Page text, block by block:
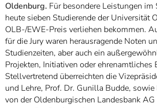
Oldenburg. Für besondere Leistungen im
heute sieben Studierende der Universität
OLB-/EWE-Preis verliehen bekommen.
für die Jury waren herausragende Noten
Studienzeiten, aber auch ein
Projekten, Initiativen oder ehrenamtliches
Stellvertretend überreichten die
und Lehre, Prof. Dr. Gunilla Budde,
von der Oldenburgischen Landesbank